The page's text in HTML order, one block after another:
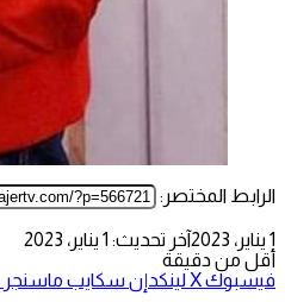
الرابط المختصر:
1 يناير، 2023
آخر تحديث: 1 يناير، 2023
أقل من دقيقة
فيسبوك‫Xلينكدإن سكايب ماسنجر